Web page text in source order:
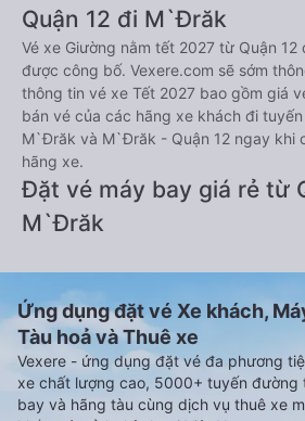
Quận 12 đi M`Đrăk
Vé xe Giường nằm tết 2027 từ Quận
được công bố. Vexere.com sẽ sớm
thông tin vé xe Tết 2027 bao gồm giá
bán vé của các hãng xe khách đi
M`Đrăk và M`Đrăk - Quận 12 ngay khi
hãng xe.
Đặt vé máy bay giá rẻ từ
M`Đrăk
Ứng dụng đặt vé Xe khách,
Tàu hoả và Thuê xe
Vexere - ứng dụng đặt vé đa phương
xe chất lượng cao, 5000+ tuyến đường
bay và hãng tàu cùng dịch vụ thuê xe